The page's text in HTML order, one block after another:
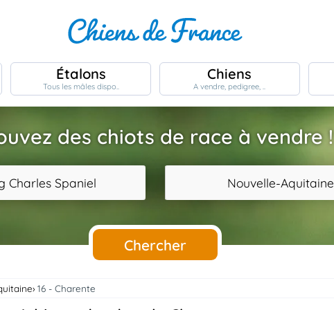
Étalons
Tous les mâles dispo..
Chiens
A vendre, pedigree, ..
des chiots de race à vendre !
Charles Spaniel Nouvelle-Aquitaine
Chercher
16 - Charente